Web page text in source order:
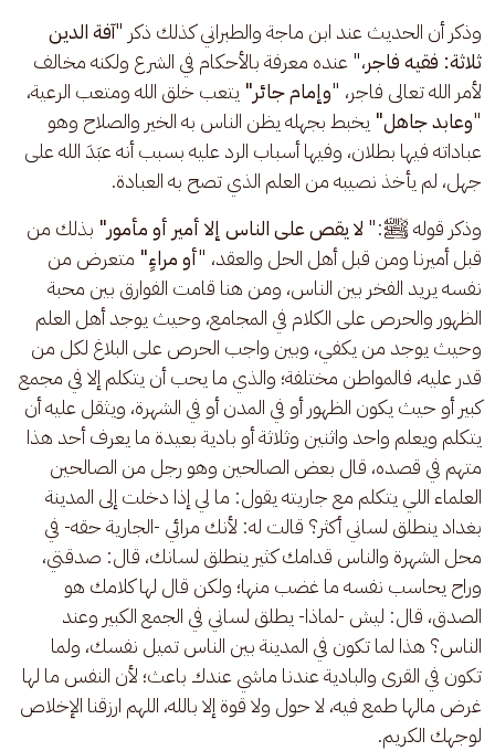
وذكر أن الحديث عند ابن ماجة والطبراني كذلك ذكر "آفة الدين
ثلاثة: فقيه فاجر،" عنده معرفة بالأحكام في الشرع ولكنه مخالف
لأمر الله تعالى فاجر، "وإمام جائر" يتعب خلق الله ومتعب الرعية،
"وعابد جاهل" يخبط بجهله يظن الناس به الخير والصلاح وهو
عباداته فيها بطلان، وفيها أسباب الرد عليه بسبب أنه عبَدَ الله على
جهل، لم يأخذ نصيبه من العلم الذي تصح به العبادة.
وذكر قوله ﷺ:" لا يقص على الناس إلا أمير أو مأمور" بذلك من
قبل أميرنا ومن قبل أهل الحل والعقد، "أو مراءٍ" متعرض من
نفسه يريد الفخر بين الناس، ومن هنا قامت الفوارق بين محبة
الظهور والحرص على الكلام في المجامع، وحيث يوجد أهل العلم
وحيث يوجد من يكفي، وبين واجب الحرص على البلاغ لكل من
قدر عليه، فالمواطن مختلفة؛ والذي ما يحب أن يتكلم إلا في مجمع
كبير أو حيث يكون الظهور أو في المدن أو في الشهرة، ويثقل عليه أن
يتكلم ويعلم واحد واثنين وثلاثة أو بادية بعيدة ما يعرف أحد هذا
متهم في قصده، قال بعض الصالحين وهو رجل من الصالحين
العلماء اللي يتكلم مع جاريته يقول: ما لي إذا دخلت إلى المدينة
بغداد ينطلق لساني أكثر؟ قالت له: لأنك مرائي -الجارية حقه- في
محل الشهرة والناس قدامك كثير ينطلق لسانك، قال: صدقتي،
وراح يحاسب نفسه ما غضب منها؛ ولكن قال لها كلامك هو
الصدق، قال: ليش -لماذا- يطلق لساني في الجمع الكبير وعند
الناس؟ هذا لما تكون في المدينة بين الناس تميل نفسك، ولما
تكون في القرى والبادية عندنا ماشي عندك باعث؛ لأن النفس ما لها
غرض مالها طمع فيه، لا حول ولا قوة إلا بالله، اللهم ارزقنا الإخلاص
لوجهك الكريم.